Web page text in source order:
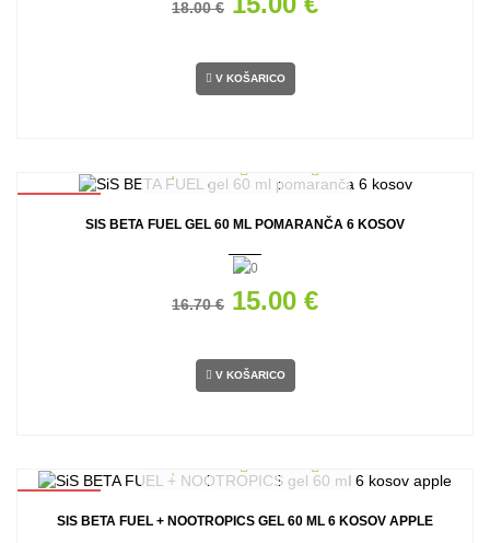
18.00 €
V KOŠARICO
SIS BETA FUEL GEL 60 ML POMARANČA 6 KOSOV
16.70 € 15.00 €
V KOŠARICO
SIS BETA FUEL + NOOTROPICS GEL 60 ML 6 KOSOV APPLE